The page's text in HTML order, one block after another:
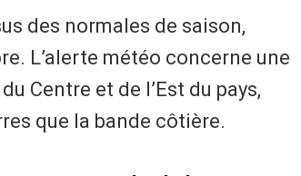
des normales de saison,
L’alerte météo concerne une
Centre et de l’Est du pays,
que la bande côtière.